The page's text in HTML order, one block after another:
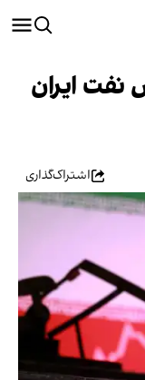
نفت ایران
اشتراک‌گذاری